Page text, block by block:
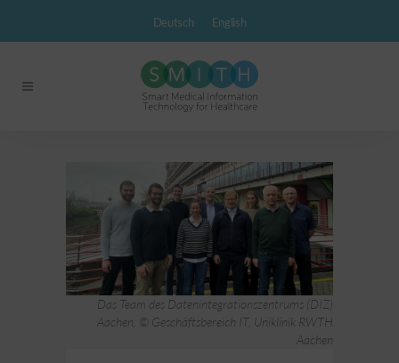
Deutsch English
Das Team des Datenintegrationszentrums (DIZ)
Aachen. © Geschäftsbereich IT, Uniklinik RWTH
Aachen